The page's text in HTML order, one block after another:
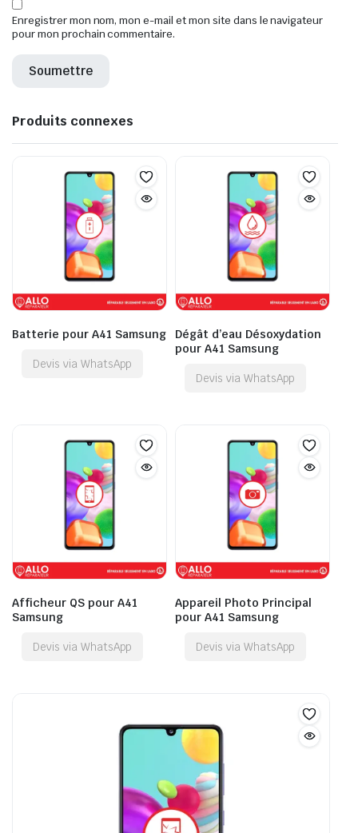
Enregistrer mon nom, mon e-mail et mon site dans le navigateur
pour mon prochain commentaire.
Produits connexes
Batterie pour A41 Samsung
Devis via WhatsApp
Dégât d’eau Désoxydation
pour A41 Samsung
Devis via WhatsApp
Afficheur QS pour A41
Samsung
Devis via WhatsApp
Appareil Photo Principal
pour A41 Samsung
Devis via WhatsApp